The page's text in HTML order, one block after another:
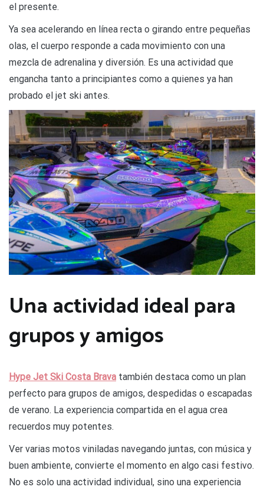
el presente.
Ya sea acelerando en línea recta o girando entre pequeñas
olas, el cuerpo responde a cada movimiento con una
mezcla de adrenalina y diversión. Es una actividad que
engancha tanto a principiantes como a quienes ya han
probado el jet ski antes.
Una actividad ideal para
grupos y amigos
Hype Jet Ski Costa Brava también destaca como un plan
perfecto para grupos de amigos, despedidas o escapadas
de verano. La experiencia compartida en el agua crea
recuerdos muy potentes.
Ver varias motos viniladas navegando juntas, con música y
buen ambiente, convierte el momento en algo casi festivo.
No es solo una actividad individual, sino una experiencia